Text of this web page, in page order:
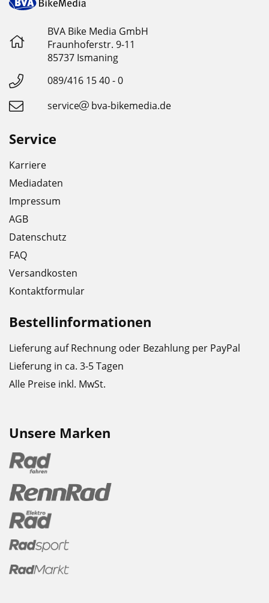
BVA Bike Media GmbH
Fraunhoferstr. 9-11
85737 Ismaning
089/416 15 40 - 0
service
bva-bikemedia.de
Service
Karriere
Mediadaten
Impressum
AGB
Datenschutz
FAQ
Versandkosten
Kontaktformular
Bestellinformationen
Lieferung auf Rechnung oder Bezahlung per PayPal
Lieferung in ca. 3-5 Tagen
Alle Preise inkl. MwSt.
Unsere Marken